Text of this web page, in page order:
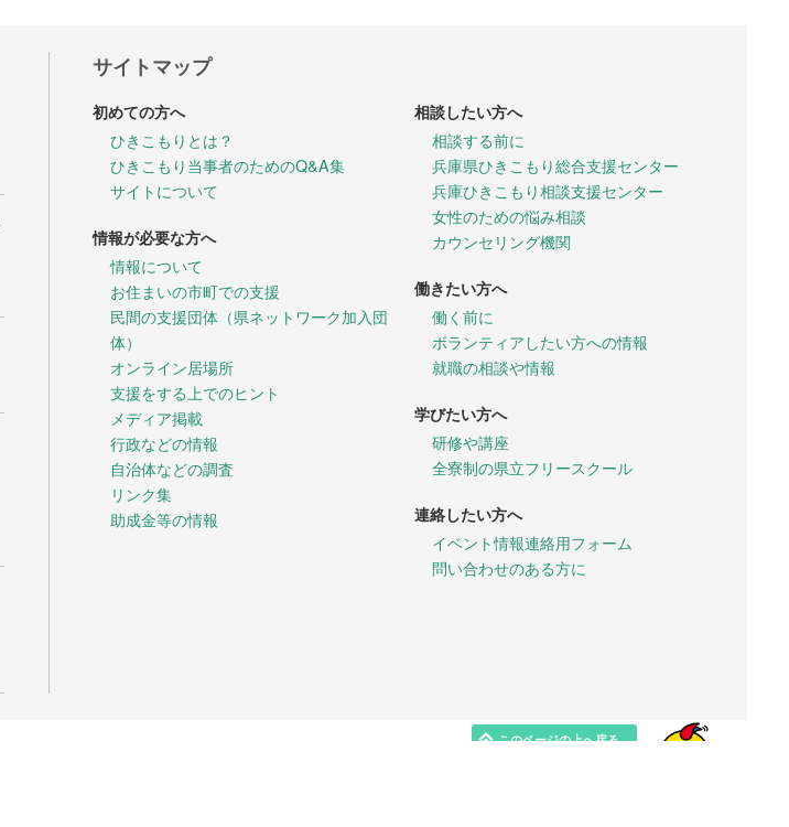
サイトマップ
初めての方へ
ひきこもりとは？
ひきこもり当事者のためのQ&A集
サイトについて
情報が必要な方へ
情報について
お住まいの市町での支援
民間の支援団体（県ネットワーク加入団
体）
オンライン居場所
支援をする上でのヒント
メディア掲載
行政などの情報
自治体などの調査
リンク集
助成金等の情報
相談したい方へ
相談する前に
兵庫県ひきこもり総合支援センター
兵庫ひきこもり相談支援センター
女性のための悩み相談
カウンセリング機関
働きたい方へ
働く前に
ボランティアしたい方への情報
就職の相談や情報
学びたい方へ
研修や講座
全寮制の県立フリースクール
連絡したい方へ
イベント情報連絡用フォーム
問い合わせのある方に
このページの上へ戻る